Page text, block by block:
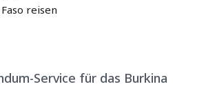
reisen
Service für das Burkina